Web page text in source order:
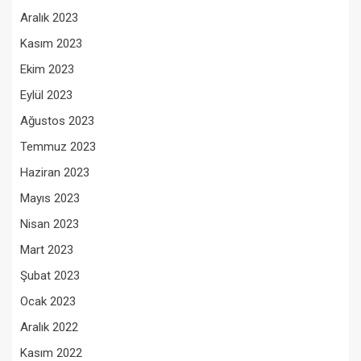
Aralık 2023
Kasım 2023
Ekim 2023
Eylül 2023
Ağustos 2023
Temmuz 2023
Haziran 2023
Mayıs 2023
Nisan 2023
Mart 2023
Şubat 2023
Ocak 2023
Aralık 2022
Kasım 2022